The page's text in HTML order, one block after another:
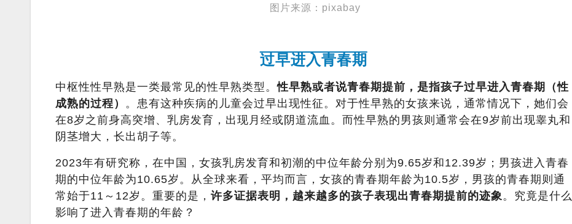
图片来源：pixabay
过早进入青春期
中枢性性早熟是一类最常见的性早熟类型。性早熟或者说青春期提前，是指孩子过早进入青春期（性
成熟的过程） 。患有这种疾病的儿童会过早出现性征。对于性早熟的女孩来说，通常情况下，她们会
在8岁之前身高突增、乳房发育，出现月经或阴道流血。而性早熟的男孩则通常会在9岁前出现睾丸和
阴茎增大，长出胡子等。
2023年有研究称，在中国，女孩乳房发育和初潮的中位年龄分别为9.65岁和12.39岁；男孩进入青春
期的中位年龄为10.65岁。从全球来看，平均而言，女孩的青春期年龄为10.5岁，男孩的青春期则通
常始于11～12岁。重要的是， 许多证据表明，越来越多的孩子表现出青春期提前的迹象。究竟是什么
影响了进入青春期的年龄？